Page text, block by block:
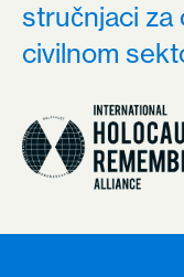
stručnjaci za
civilnom